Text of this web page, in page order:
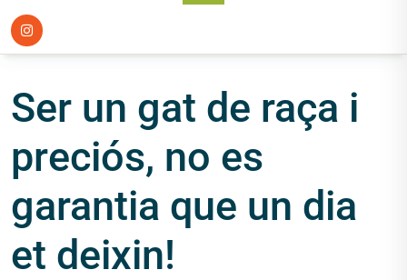
Ser un gat de raça i
preciós, no es
garantia que un dia
et deixin!